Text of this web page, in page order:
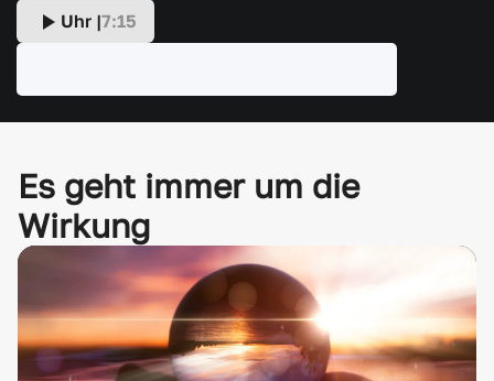
Uhr |7:15
Es geht immer um die
Wirkung